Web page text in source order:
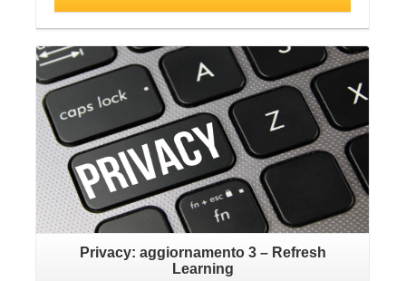
Privacy: aggiornamento 3 – Refresh
Learning